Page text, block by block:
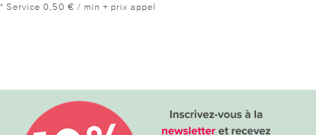
* Service 0,50 € / min + prix appel